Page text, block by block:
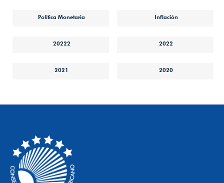
Política Monetaria Inflación
20222 2022
2021 2020